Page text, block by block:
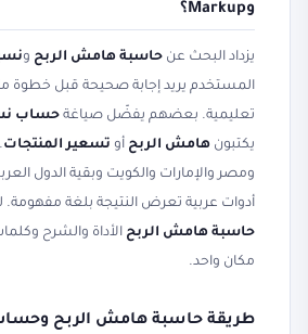
وMarkup؟
يزداد البحث عن حاسبة هامش الربح و
المستخدم يريد إجابة صحيحة قبل خطوة
تعليمية. بعضهم يفضّل صياغة حساب
يكتبون هامش الربح أو تسعير المنتجات
ومصر والإمارات والكويت وبقية الدول
أدوات عربية تعرض النتيجة بلغة
حاسبة هامش الربح الأداة والشرح
مكان واحد.
طريقة حاسبة هامش الربح